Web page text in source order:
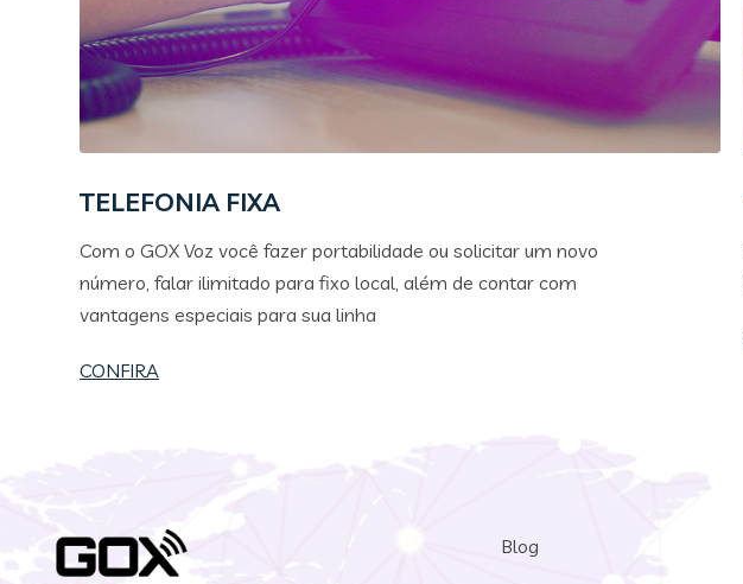
TELEFONIA FIXA
Com o GOX Voz você fazer portabilidade ou solicitar um novo
número, falar ilimitado para fixo local, além de contar com
vantagens especiais para sua linha
CONFIRA
Blog